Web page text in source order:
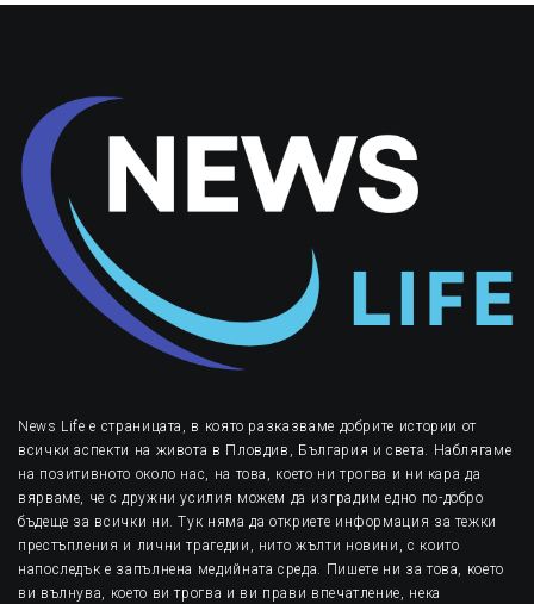
News Life е страницата, в която разказваме добрите истории от
всички аспекти на живота в Пловдив, България и света. Наблягаме
на позитивното около нас, на това, което ни трогва и ни кара да
вярваме, че с дружни усилия можем да изградим едно по-добро
бъдеще за всички ни. Тук няма да откриете информация за тежки
престъпления и лични трагедии, нито жълти новини, с които
напоследък е запълнена медийната среда. Пишете ни за това, което
ви вълнува, което ви трогва и ви прави впечатление, нека